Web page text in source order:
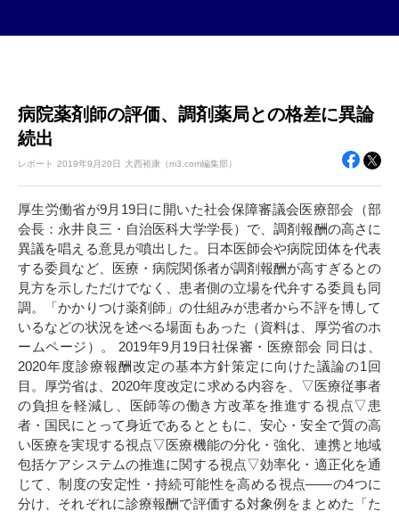
病院薬剤師の評価、調剤薬局との格差に異論
続出
レポート 2019年9月20日 大西裕康（m3.com編集部）
厚生労働省が9月19日に開いた社会保障審議会医療部会（部
会長：永井良三・自治医科大学学長）で、調剤報酬の高さに
異議を唱える意見が噴出した。日本医師会や病院団体を代表
する委員など、医療・病院関係者が調剤報酬が高すぎるとの
見方を示しただけでなく、患者側の立場を代弁する委員も同
調。「かかりつけ薬剤師」の仕組みが患者から不評を博して
いるなどの状況を述べる場面もあった（資料は、厚労省のホ
ームページ）。 2019年9月19日社保審・医療部会 同日は、
2020年度診療報酬改定の基本方針策定に向けた議論の1回
目。厚労省は、2020年度改定に求める内容を、▽医療従事者
の負担を軽減し、医師等の働き方改革を推進する視点▽患
者・国民にとって身近であるとともに、安心・安全で質の高
い医療を実現する視点▽医療機能の分化・強化、連携と地域
包括ケアシステムの推進に関する視点▽効率化・適正化を通
じて、制度の安定性・持続可能性を高める視点――の4つに
分け、それぞれに診療報酬で評価する対象例をまとめた「た